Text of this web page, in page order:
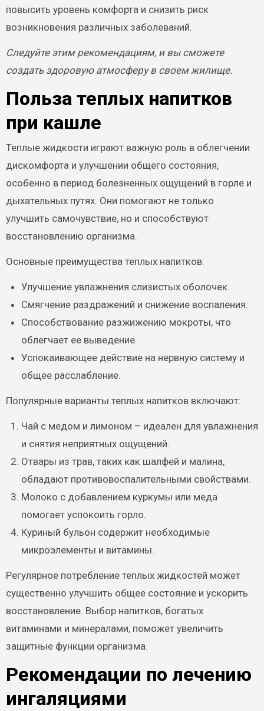
повысить уровень комфорта и снизить риск
возникновения различных заболеваний.
Следуйте этим рекомендациям, и вы сможете
создать здоровую атмосферу в своем жилище.
Польза теплых напитков
при кашле
Теплые жидкости играют важную роль в облегчении
дискомфорта и улучшении общего состояния,
особенно в период болезненных ощущений в горле и
дыхательных путях. Они помогают не только
улучшить самочувствие, но и способствуют
восстановлению организма.
Основные преимущества теплых напитков:
Улучшение увлажнения слизистых оболочек.
Смягчение раздражений и снижение воспаления.
Способствование разжижению мокроты, что
облегчает ее выведение.
Успокаивающее действие на нервную систему и
общее расслабление.
Популярные варианты теплых напитков включают:
Чай с медом и лимоном – идеален для увлажнения
и снятия неприятных ощущений.
Отвары из трав, таких как шалфей и малина,
обладают противовоспалительными свойствами.
Молоко с добавлением куркумы или меда
помогает успокоить горло.
Куриный бульон содержит необходимые
микроэлементы и витамины.
Регулярное потребление теплых жидкостей может
существенно улучшить общее состояние и ускорить
восстановление. Выбор напитков, богатых
витаминами и минералами, поможет увеличить
защитные функции организма.
Рекомендации по лечению
ингаляциями